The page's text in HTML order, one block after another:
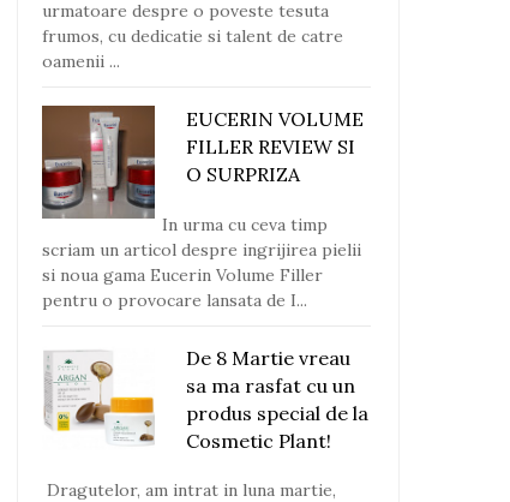
Masajul thailandez: ritualul
care î...
urmatoare despre o poveste tesuta
frumos, cu dedicatie si talent de catre
oamenii ...
EUCERIN VOLUME
FILLER REVIEW SI
O SURPRIZA
In urma cu ceva timp
scriam un articol despre ingrijirea pielii
si noua gama Eucerin Volume Filler
pentru o provocare lansata de I...
De 8 Martie vreau
sa ma rasfat cu un
produs special de la
Cosmetic Plant!
Dragutelor, am intrat in luna martie,